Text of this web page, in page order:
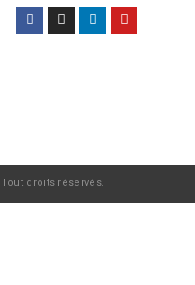
. Tout droits réservés.